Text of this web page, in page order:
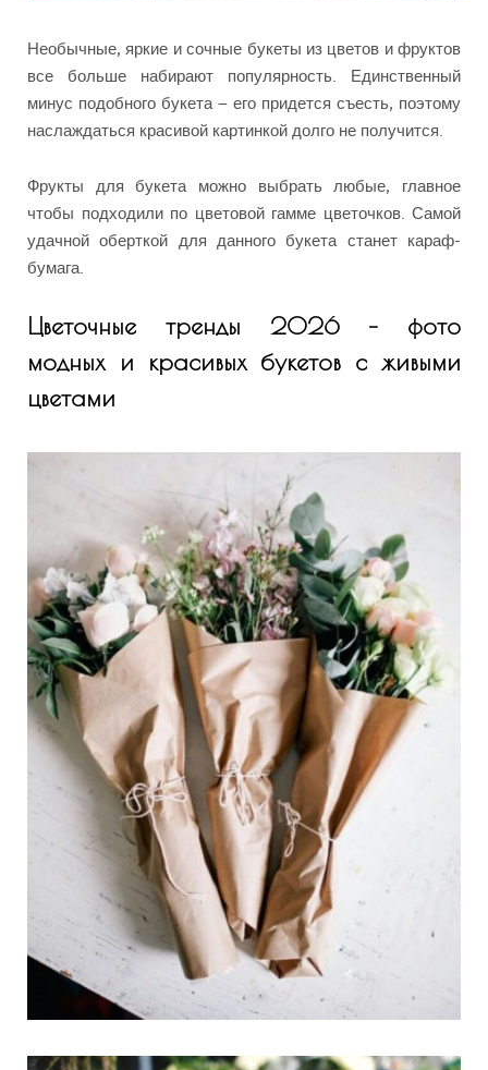
Необычные, яркие и сочные букеты из цветов и фруктов
все больше набирают популярность. Единственный
минус подобного букета – его придется съесть, поэтому
наслаждаться красивой картинкой долго не получится.
Фрукты для букета можно выбрать любые, главное
чтобы подходили по цветовой гамме цветочков. Самой
удачной оберткой для данного букета станет караф-
бумага.
Цветочные тренды 2026 – фото
модных и красивых букетов с живыми
цветами